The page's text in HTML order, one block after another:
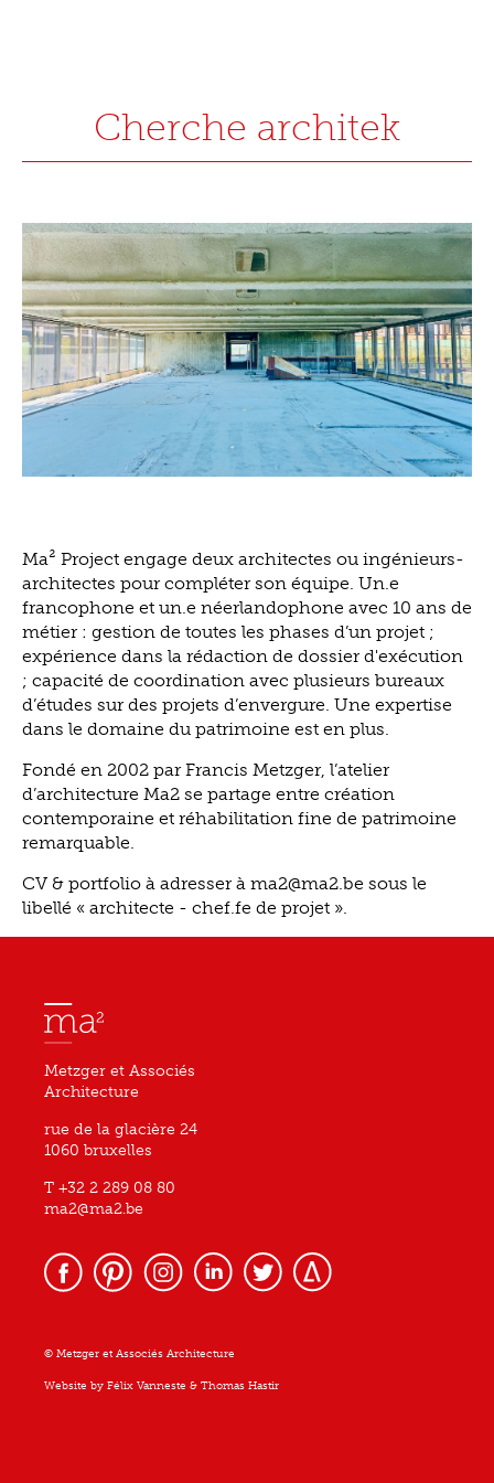
Cherche architek
Ma² Project engage deux architectes ou ingénieurs-
architectes pour compléter son équipe. Un.e
francophone et un.e néerlandophone avec 10 ans de
métier : gestion de toutes les phases d’un projet ;
expérience dans la rédaction de dossier d'exécution
; capacité de coordination avec plusieurs bureaux
d’études sur des projets d’envergure. Une expertise
dans le domaine du patrimoine est en plus.
Fondé en 2002 par Francis Metzger, l’atelier
d’architecture Ma2 se partage entre création
contemporaine et réhabilitation fine de patrimoine
remarquable.
CV & portfolio à adresser à ma2@ma2.be sous le
libellé « architecte - chef.fe de projet ».
Metzger et Associés
Architecture
rue de la glacière 24
1060 bruxelles
T +32 2 289 08 80
ma2@ma2.be
© Metzger et Associés Architecture
Website by Félix Vanneste & Thomas Hastir